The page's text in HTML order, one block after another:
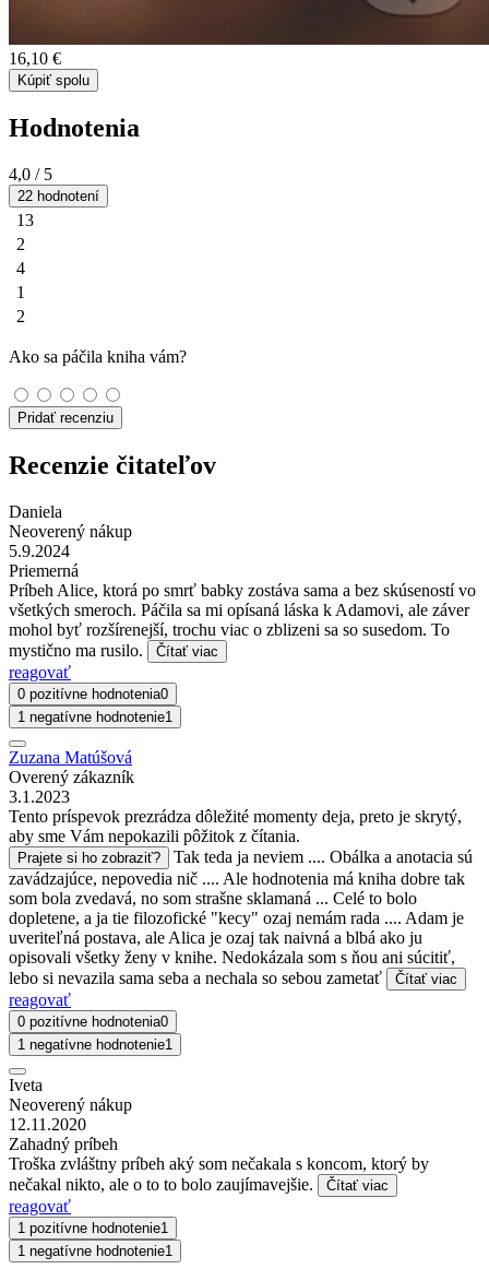
16,10 €
Kúpiť spolu
Hodnotenia
4,0 / 5
22 hodnotení
13
2
4
1
2
Ako sa páčila kniha vám?
Pridať recenziu
Recenzie čitateľov
Daniela
Neoverený nákup
5.9.2024
Priemerná
Príbeh Alice, ktorá po smrť babky zostáva sama a bez skúseností vo
všetkých smeroch. Páčila sa mi opísaná láska k Adamovi, ale záver
mohol byť rozšírenejší, trochu viac o zblizeni sa so susedom. To
mystično ma rusilo.
Čítať viac
reagovať
0 pozitívne hodnotenia0
1 negatívne hodnotenie1
Zuzana Matúšová
Overený zákazník
3.1.2023
Tento príspevok prezrádza dôležité momenty deja, preto je skrytý,
aby sme Vám nepokazili pôžitok z čítania.
Prajete si ho zobraziť?
Tak teda ja neviem .... Obálka a anotacia sú
zavádzajúce, nepovedia nič .... Ale hodnotenia má kniha dobre tak
som bola zvedavá, no som strašne sklamaná ... Celé to bolo
dopletene, a ja tie filozofické "kecy" ozaj nemám rada .... Adam je
uveriteľná postava, ale Alica je ozaj tak naivná a blbá ako ju
opisovali všetky ženy v knihe. Nedokázala som s ňou ani súcitiť,
lebo si nevazila sama seba a nechala so sebou zametať
Čítať viac
reagovať
0 pozitívne hodnotenia0
1 negatívne hodnotenie1
Iveta
Neoverený nákup
12.11.2020
Zahadný príbeh
Troška zvláštny príbeh aký som nečakala s koncom, ktorý by
nečakal nikto, ale o to to bolo zaujímavejšie.
Čítať viac
reagovať
1 pozitívne hodnotenie1
1 negatívne hodnotenie1